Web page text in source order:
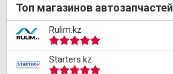
Топ магазинов автозапчастей
Rulim.kz
Starters.kz